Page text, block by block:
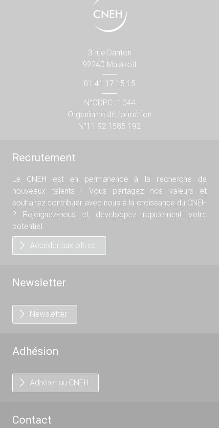
3 rue Danton
92240 Malakoff
01 41 17 15 15
N°ODPC : 1044
Organisme de formation
N°11 92 1585 192
Recrutement
Le CNEH est en permanence à la recherche de
nouveaux talents ! Vous partagez nos valeurs et
souhaitez contribuer avec nous à la croissance du CNEH
? Rejoignez-nous et développez rapidement votre
potentiel.
Accéder aux offres
Newsletter
Newsletter
Adhésion
Adhérer au CNEH
Contact